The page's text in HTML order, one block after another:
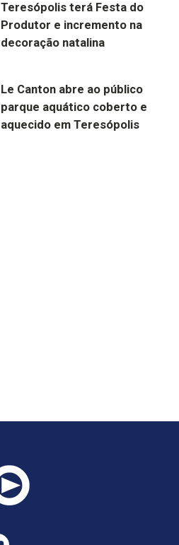
Teresópolis terá Festa do
Produtor e incremento na
decoração natalina
Le Canton abre ao público
parque aquático coberto e
aquecido em Teresópolis